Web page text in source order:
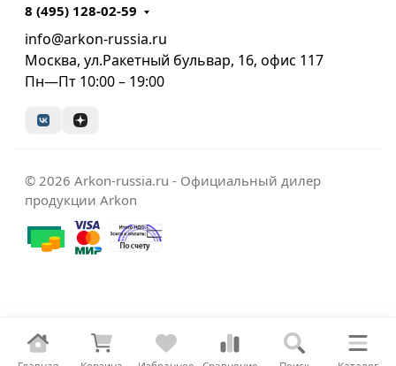
8 (495) 128-02-59
info@arkon-russia.ru
Москва, ул.Ракетный бульвар, 16, офис 117
Пн—Пт 10:00 – 19:00
© 2026 Arkon-russia.ru - Официальный дилер
продукции Arkon